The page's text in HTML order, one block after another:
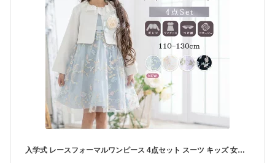
入学式 レースフォーマルワンピース 4点セット スーツ キッズ 女の子 卒園式 フォーマル 子供 卒園 幼稚園 小学生 小学校 リボン かわいい 花柄 ラメ 上品 セレモニー 結婚式 発表会 七五三 リオ RIO